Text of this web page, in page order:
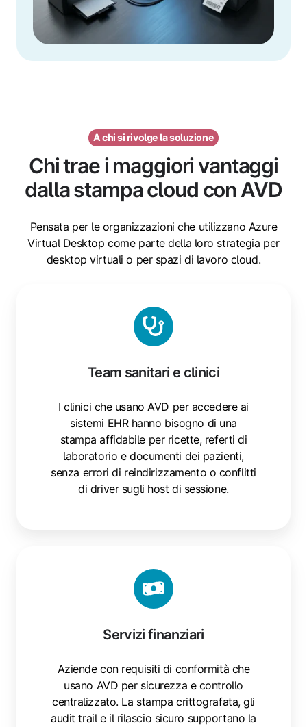
A chi si rivolge la soluzione
Chi trae i maggiori vantaggi
dalla stampa cloud con AVD
Pensata per le organizzazioni che utilizzano Azure
Virtual Desktop come parte della loro strategia per
desktop virtuali o per spazi di lavoro cloud.
Team sanitari e clinici
I clinici che usano AVD per accedere ai
sistemi EHR hanno bisogno di una
stampa affidabile per ricette, referti di
laboratorio e documenti dei pazienti,
senza errori di reindirizzamento o conflitti
di driver sugli host di sessione.
sanitari
e
clinici
Servizi finanziari
Aziende con requisiti di conformità che
usano AVD per sicurezza e controllo
centralizzato. La stampa crittografata, gli
audit trail e il rilascio sicuro supportano la
finanziari